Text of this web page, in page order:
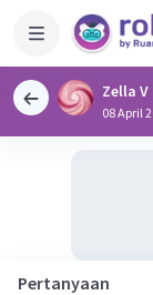
Zella V
08 April
Pertanyaan